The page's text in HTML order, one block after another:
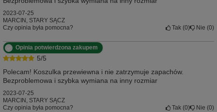
2023-07-25
MARCIN, STARY SĄCZ
Czy opinia była pomocna?
Tak 0 Nie 0
5/5
Opinia potwierdzona zakupem
Polecam! Koszulka przewiewna i nie zatrzymuje zapachów.
Bezproblemowa i szybka wymiana na inny rozmiar
2023-07-25
MARCIN, STARY SĄCZ
Czy opinia była pomocna?
Tak 0 Nie 0